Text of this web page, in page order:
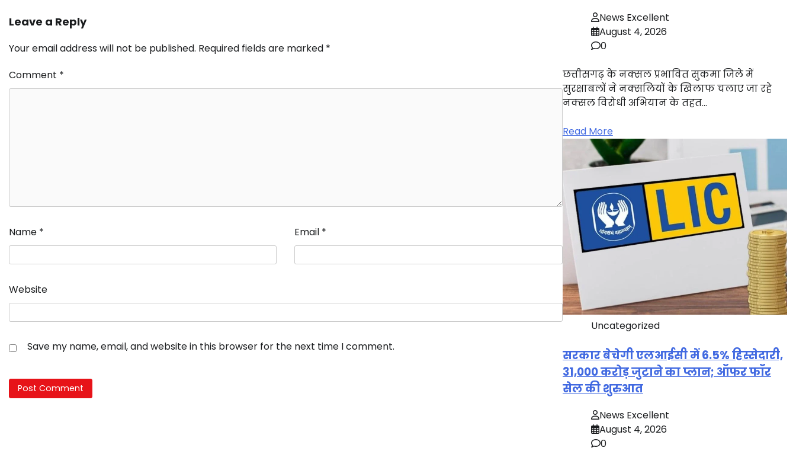
Leave a Reply
Your email address will not be published. Required fields are marked *
Comment *
Name * Email *
Website
Save my name, email, and website in this browser for the next time I comment.
News Excellent
August 4, 2026
0
छत्तीसगढ़ के नक्सल प्रभावित सुकमा जिले में
सुरक्षाबलों ने नक्सलियों के खिलाफ चलाए जा रहे
नक्सल विरोधी अभियान के तहत…
Read More
Uncategorized
सरकार बेचेगी एलआईसी में 6.5% हिस्सेदारी,
31,000 करोड़ जुटाने का प्लान; ऑफर फॉर
सेल की शुरुआत
News Excellent
August 4, 2026
0